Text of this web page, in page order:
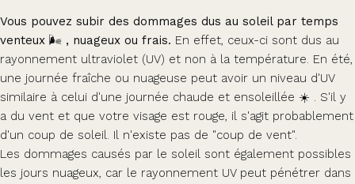
Vous pouvez subir des dommages dus au soleil par temps
venteux 🌬️ , nuageux ou frais. En effet, ceux-ci sont dus au
rayonnement ultraviolet (UV) et non à la température. En été,
une journée fraîche ou nuageuse peut avoir un niveau d'UV
similaire à celui d'une journée chaude et ensoleillée ☀️ . S'il y
a du vent et que votre visage est rouge, il s'agit probablement
d'un coup de soleil. Il n'existe pas de "coup de vent".
Les dommages causés par le soleil sont également possibles
les jours nuageux, car le rayonnement UV peut pénétrer dans